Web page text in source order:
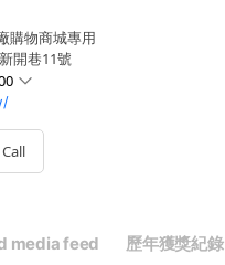
購物商城專用
開巷11號
8:00-下午5:0(星期一~星期日)
Call
media feed 歷年獲獎紀錄